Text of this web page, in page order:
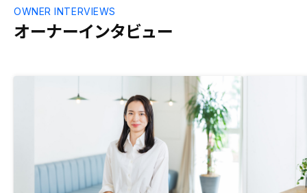
オーナーインタビュー
OWNER INTERVIEWS